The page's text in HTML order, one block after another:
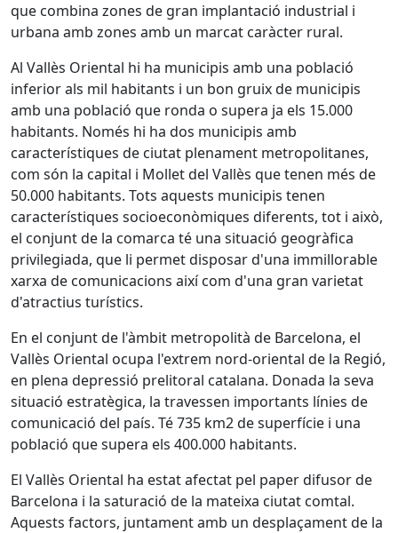
que combina zones de gran implantació industrial i
urbana amb zones amb un marcat caràcter rural.
Al Vallès Oriental hi ha municipis amb una població
inferior als mil habitants i un bon gruix de municipis
amb una població que ronda o supera ja els 15.000
habitants. Només hi ha dos municipis amb
característiques de ciutat plenament metropolitanes,
com són la capital i Mollet del Vallès que tenen més de
50.000 habitants. Tots aquests municipis tenen
característiques socioeconòmiques diferents, tot i això,
el conjunt de la comarca té una situació geogràfica
privilegiada, que li permet disposar d'una immillorable
xarxa de comunicacions així com d'una gran varietat
d'atractius turístics.
En el conjunt de l'àmbit metropolità de Barcelona, el
Vallès Oriental ocupa l'extrem nord-oriental de la Regió,
en plena depressió prelitoral catalana. Donada la seva
situació estratègica, la travessen importants línies de
comunicació del país. Té 735 km2 de superfície i una
població que supera els 400.000 habitants.
El Vallès Oriental ha estat afectat pel paper difusor de
Barcelona i la saturació de la mateixa ciutat comtal.
Aquests factors, juntament amb un desplaçament de la